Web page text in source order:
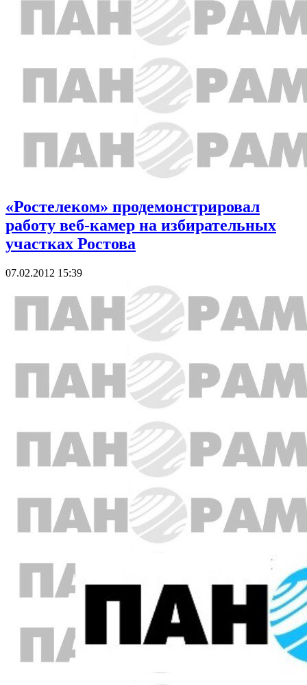
«Ростелеком» продемонстрировал
работу веб-камер на избирательных
участках Ростова
07.02.2012 15:39